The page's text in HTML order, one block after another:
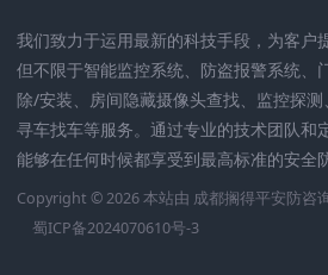
我们致力于运用最新的科技手段，为客户
但不限于智能监控系统、防盗报警系统、
除/安装、房间隐藏摄像头查找、监控探测
寻车找车等服务。通过专业的技术团队和
能够在任何时候都享受到最高标准的安全
Copyright © 2026 本站由 成都搁得平安防咨
蜀ICP备2024070610号-3